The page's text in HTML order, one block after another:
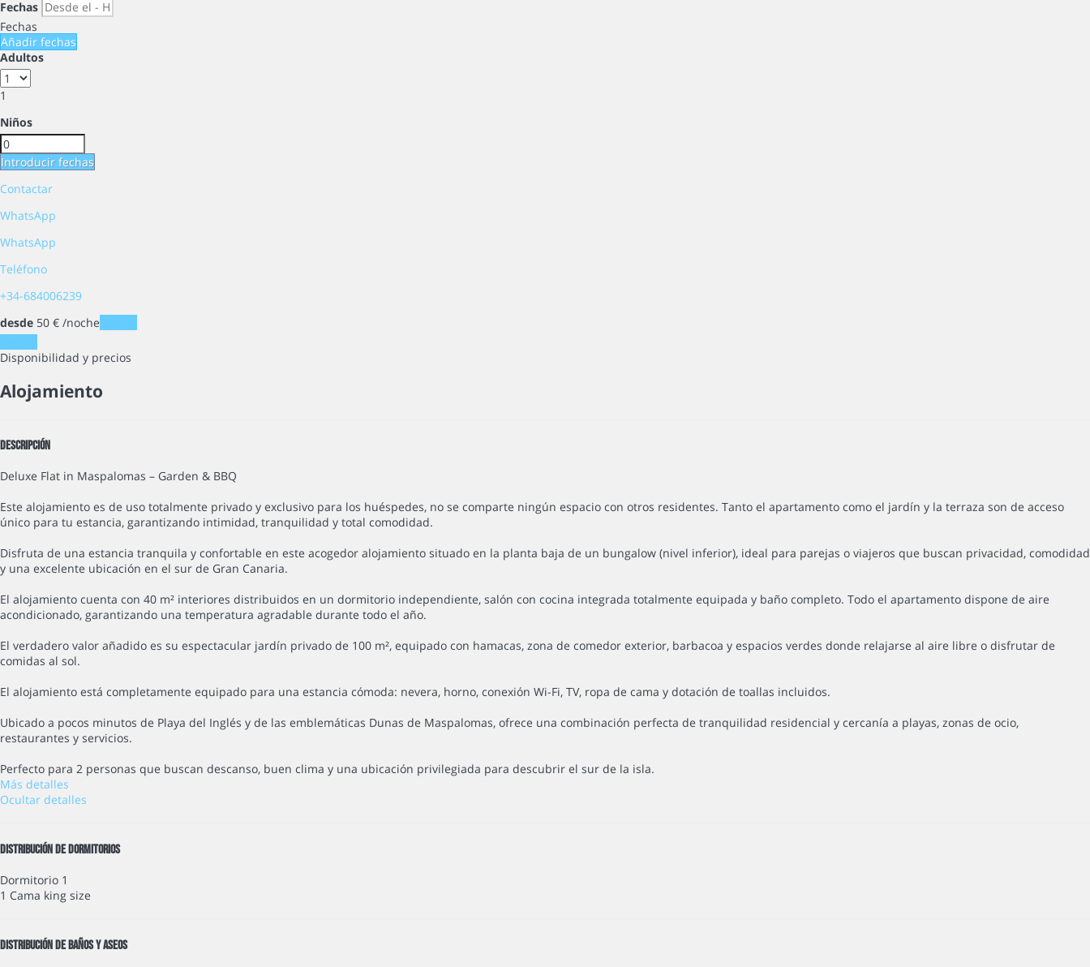
Fechas
Fechas
Añadir fechas
Adultos
1
Niños
Introducir fechas
Contactar
WhatsApp
WhatsApp
Teléfono
+34-684006239
desde 50 € /noche
Disponibilidad y precios
Alojamiento
Descripción
Deluxe Flat in Maspalomas – Garden & BBQ
Este alojamiento es de uso totalmente privado y exclusivo para los huéspedes, no se comparte ningún espacio con otros residentes. Tanto el apartamento como el jardín y la terraza son de acceso
único para tu estancia, garantizando intimidad, tranquilidad y total comodidad.
Disfruta de una estancia tranquila y confortable en este acogedor alojamiento situado en la planta baja de un bungalow (nivel inferior), ideal para parejas o viajeros que buscan privacidad, comodidad
y una excelente ubicación en el sur de Gran Canaria.
El alojamiento cuenta con 40 m² interiores distribuidos en un dormitorio independiente, salón con cocina integrada totalmente equipada y baño completo. Todo el apartamento dispone de aire
acondicionado, garantizando una temperatura agradable durante todo el año.
El verdadero valor añadido es su espectacular jardín privado de 100 m², equipado con hamacas, zona de comedor exterior, barbacoa y espacios verdes donde relajarse al aire libre o disfrutar de
comidas al sol.
El alojamiento está completamente equipado para una estancia cómoda: nevera, horno, conexión Wi-Fi, TV, ropa de cama y dotación de toallas incluidos.
Ubicado a pocos minutos de Playa del Inglés y de las emblemáticas Dunas de Maspalomas, ofrece una combinación perfecta de tranquilidad residencial y cercanía a playas, zonas de ocio,
restaurantes y servicios.
Perfecto para 2 personas que buscan descanso, buen clima y una ubicación privilegiada para descubrir el sur de la isla.
Más detalles
Ocultar detalles
Distribución de dormitorios
Dormitorio 1
1 Cama king size
Distribución de baños y aseos